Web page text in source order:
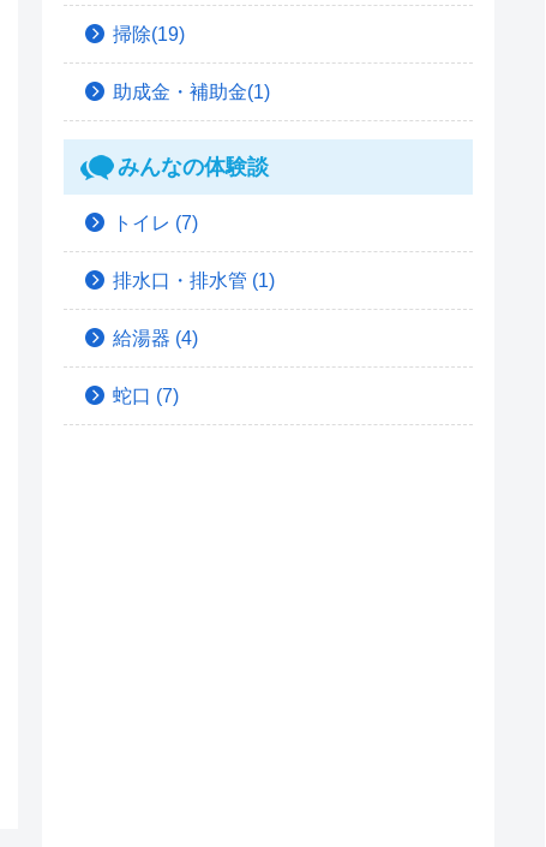
掃除(19)
助成金・補助金(1)
みんなの体験談
トイレ (7)
排水口・排水管 (1)
給湯器 (4)
蛇口 (7)